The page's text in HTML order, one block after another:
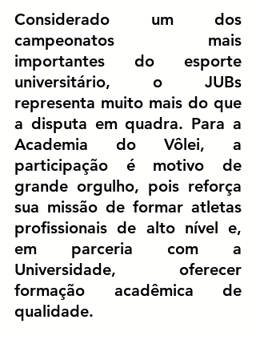
Considerado um dos
campeonatos mais
importantes do esporte
universitário, o JUBs
representa muito mais do que
a disputa em quadra. Para a
Academia do Vôlei, a
participação é motivo de
grande orgulho, pois reforça
sua missão de formar atletas
profissionais de alto nível e,
em parceria com a
Universidade, oferecer
formação acadêmica de
qualidade.